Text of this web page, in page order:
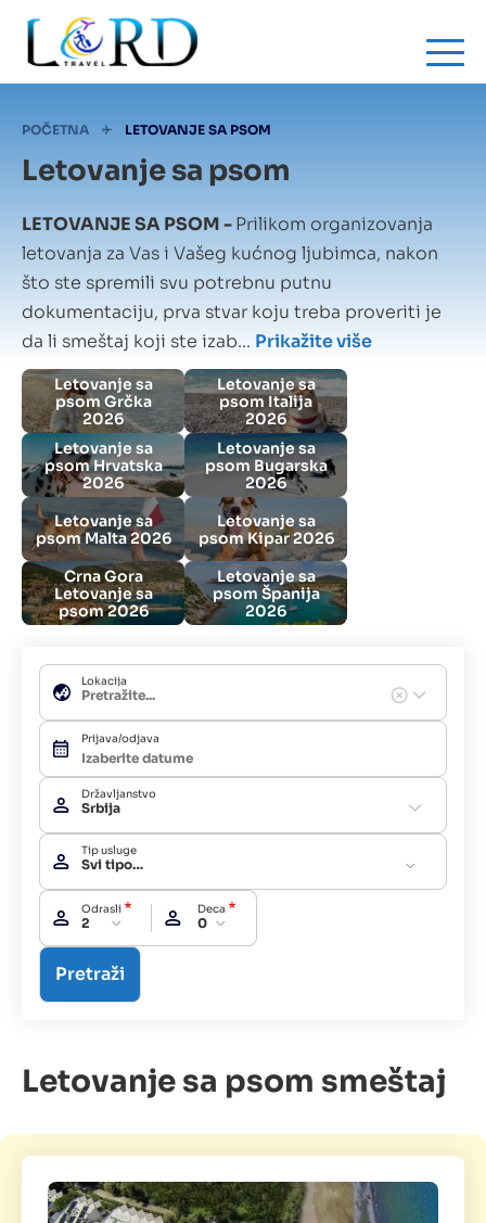
main
content
Mrvice
POČETNA LETOVANJE SA PSOM
Letovanje sa psom
LETOVANJE SA PSOM -Prilikom organizovanja
letovanja za Vas i Vašeg kućnog ljubimca, nakon
što ste spremili svu potrebnu putnu
dokumentaciju, prva stvar koju treba proveriti je
da li smeštaj koji ste izab... Prikažite više
Letovanje sa
psom Grčka
2026
Letovanje sa
psom Italija
2026
Letovanje sa
psom Hrvatska
2026
Letovanje sa
psom Bugarska
2026
Letovanje sa
psom Malta 2026
Letovanje sa
psom Kipar 2026
Crna Gora
Letovanje sa
psom 2026
Letovanje sa
psom Španija
2026
Lokacija
Prijava/odjava
Državljanstvo
Srbija
Tip usluge
Svi tipovi usluga
Odrasli
2
Deca
0
Letovanje sa psom smeštaj